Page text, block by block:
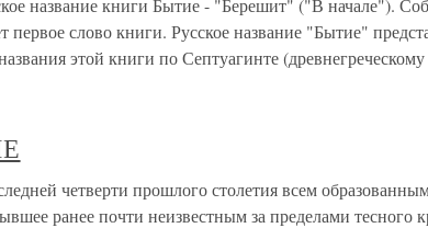
название книги Бытие - "Берешит" ("В начале").
первое слово книги. Русское название "Бытие"
этой книги по Септуагинте
четверти прошлого столетия всем
ранее почти неизвестным за пределами тесного